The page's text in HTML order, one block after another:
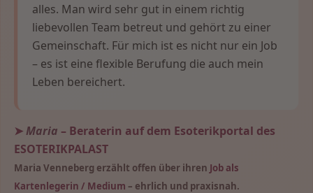
alles. Man wird sehr gut in einem richtig
liebevollen Team betreut und gehört zu einer
Gemeinschaft. Für mich ist es nicht nur ein Job
– es ist eine flexible Berufung die auch mein
Leben bereichert.
➤Maria – Beraterin auf dem Esoterikportal des
ESOTERIKPALAST
Maria Venneberg erzählt offen über ihren Job als
Kartenlegerin / Medium – ehrlich und praxisnah.